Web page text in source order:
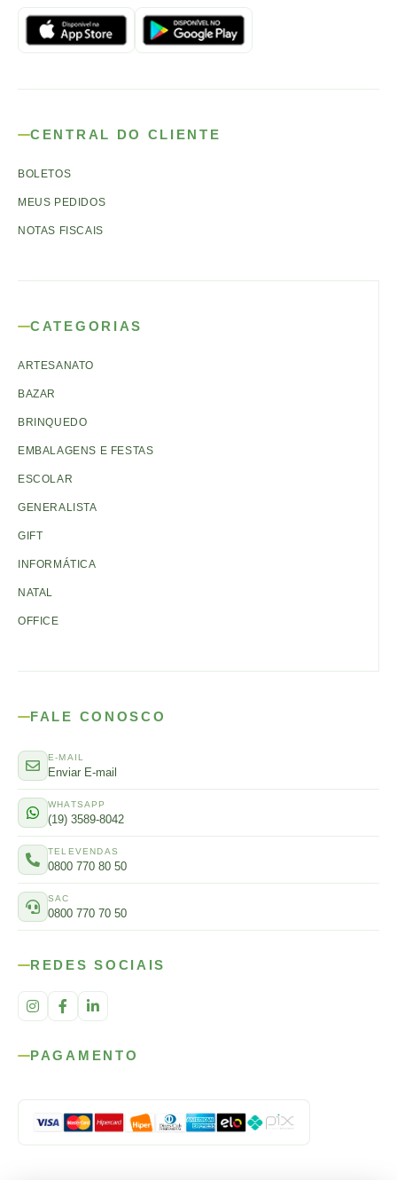
CENTRAL DO CLIENTE
BOLETOS
MEUS PEDIDOS
NOTAS FISCAIS
CATEGORIAS
ARTESANATO
BAZAR
BRINQUEDO
EMBALAGENS E FESTAS
ESCOLAR
GENERALISTA
GIFT
INFORMÁTICA
NATAL
OFFICE
FALE CONOSCO
E-MAIL
Enviar E-mail
WHATSAPP
(19) 3589-8042
TELEVENDAS
0800 770 80 50
SAC
0800 770 70 50
REDES SOCIAIS
PAGAMENTO